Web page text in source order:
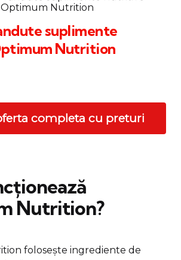
suplimente
Nutrition
completa cu preturi
Nutrition?
folosește ingrediente de